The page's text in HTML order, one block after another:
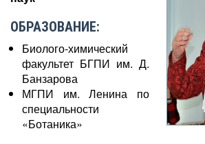
ОБРАЗОВАНИЕ:
Биолого-химический
факультет БГПИ им. Д.
Банзарова
МГПИ им. Ленина по
специальности
«Ботаника»